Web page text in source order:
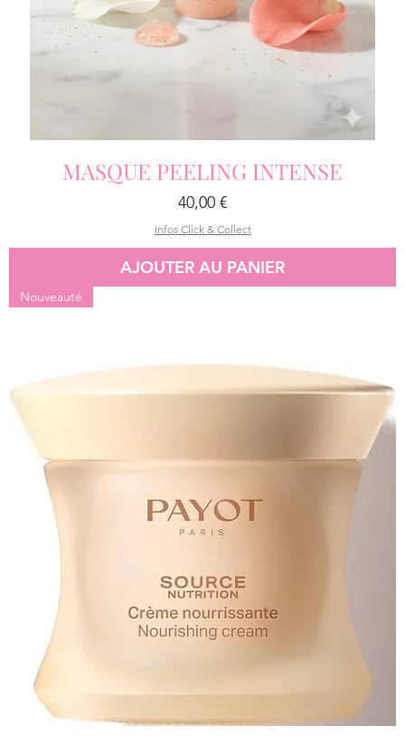
MASQUE PEELING INTENSE
Prix
40,00 €
Infos Click & Collect
AJOUTER AU PANIER
Nouveauté